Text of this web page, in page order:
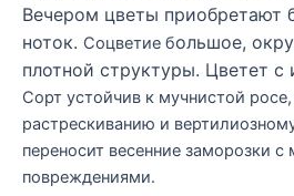
Вечером цветы приобретают
ноток. Соцветие большое,
плотной структуры. Цветет с
Сорт устойчив к мучнистой росе,
растрескиванию и
переносит весенние заморозки
повреждениями.